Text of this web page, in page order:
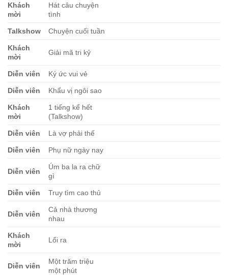
Khách
mời
Hát câu chuyện
tình
Talkshow Chuyện cuối tuần
Khách
mời
Giải mã tri kỷ
Diễn viên Ký ức vui vẻ
Diễn viên Khẩu vị ngôi sao
Khách
mời
1 tiếng kể hết
(Talkshow)
Diễn viên Là vợ phải thế
Diễn viên Phụ nữ ngày nay
Diễn viên
Úm ba la ra chữ
gì
Diễn viên Truy tìm cao thủ
Diễn viên
Cả nhà thương
nhau
Khách
mời
Lối ra
Diễn viên
Một trăm triệu
một phút